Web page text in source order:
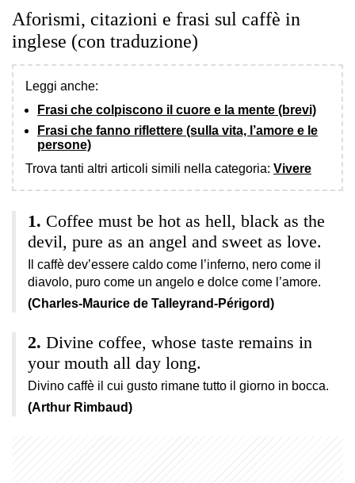
Aforismi, citazioni e frasi sul caffè in
inglese (con traduzione)
Leggi anche:
Frasi che colpiscono il cuore e la mente (brevi)
Frasi che fanno riflettere (sulla vita, l’amore e le
persone)
Trova tanti altri articoli simili nella categoria: Vivere
Coffee must be hot as hell, black as the
devil, pure as an angel and sweet as love.
Il caffè dev’essere caldo come l’inferno, nero come il
diavolo, puro come un angelo e dolce come l’amore.
(Charles-Maurice de Talleyrand-Périgord)
Divine coffee, whose taste remains in
your mouth all day long.
Divino caffè il cui gusto rimane tutto il giorno in bocca.
(Arthur Rimbaud)